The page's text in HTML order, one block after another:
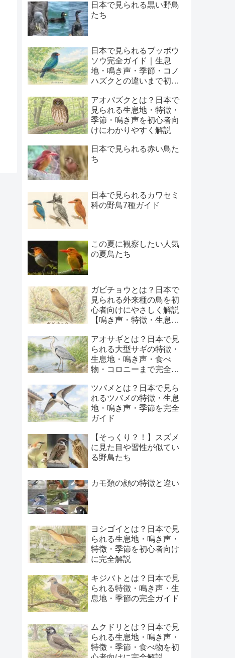
日本で見られる黒い野鳥
たち
日本で見られるブッポウ
ソウ完全ガイド｜生息
地・鳴き声・季節・コノ
ハズクとの違いまで初心
アオバズクとは？日本で
見られる生息地・特徴・
季節・鳴き声を初心者向
けにわかりやすく解説
日本で見られる赤い鳥た
ち
日本で見られるカワセミ
科の野鳥7種ガイド
この夏に観察したい人気
の夏鳥たち
ガビチョウとは？日本で
見られる外来種の鳥を初
心者向けにやさしく解説
【鳴き声・特徴・生息
アオサギとは？日本で見
られる大型サギの特徴・
生息地・鳴き声・食べ
物・コロニーまで完全ガ
ツバメとは？日本で見ら
れるツバメの特徴・生息
地・鳴き声・季節を完全
ガイド
【そっくり？！】スズメ
に見た目や習性が似てい
る野鳥たち
カモ類の顔の特徴と違い
ヨシゴイとは？日本で見
られる生息地・鳴き声・
特徴・季節を初心者向け
に完全解説
キジバトとは？日本で見
られる特徴・鳴き声・生
息地・季節の完全ガイド
ムクドリとは？日本で見
られる生息地・鳴き声・
特徴・季節・食べ物を初